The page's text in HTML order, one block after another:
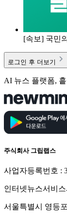
[속보] 국민
로그인 후 더보기
AI 뉴스 플랫폼,
주식회사 그립랩스
사업자등록번호 :
인터넷뉴스서비
서울특별시 영등